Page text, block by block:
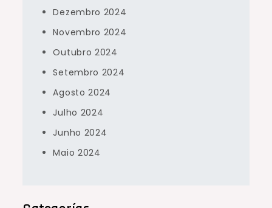
Dezembro 2024
Novembro 2024
Outubro 2024
Setembro 2024
Agosto 2024
Julho 2024
Junho 2024
Maio 2024